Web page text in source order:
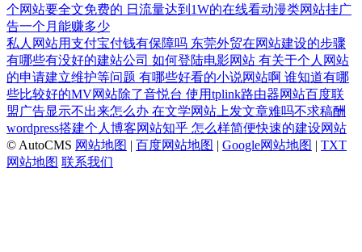
个网站要全文免费的 日流量达到1W的在线看动漫类网站挂广
告一个月能赚多少
私人网站用支付宝付钱有保障吗 东莞外贸在网站建设的步骤
有哪些有没好的建站公司 如何登陆电影网站 有关于个人网站
的申请建立维护等问题 有哪些好看的小说网站啊 谁知道有哪
些比较好的MV网站除了音悦台 使用tplink路由器网站百度联
盟广告显示不出来怎么办 在文学网站上发文章难吗不求稿酬
wordpress搭建个人博客网站知乎 怎么样简便快速的建设网站
© AutoCMS 网站地图 | 百度网站地图 | Google网站地图 | TXT
网站地图 联系我们